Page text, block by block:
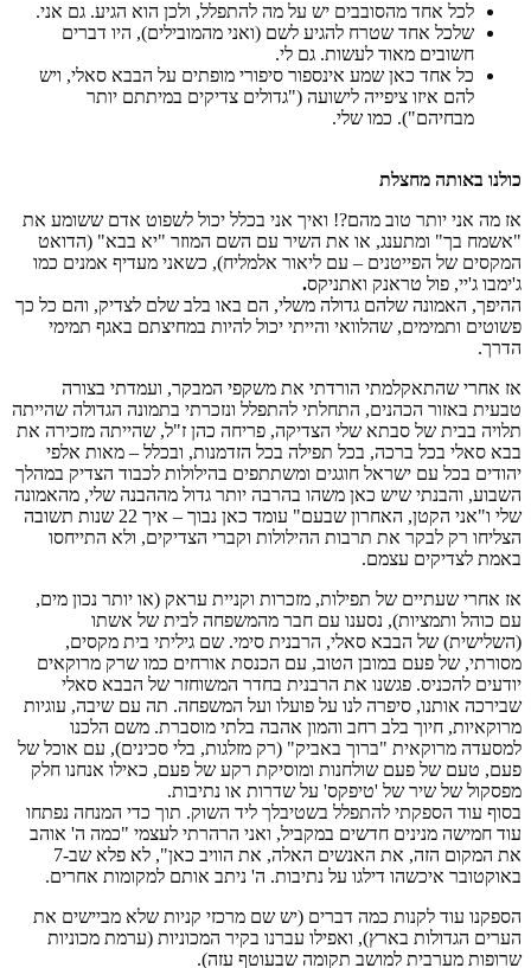
לכל אחד מהסובבים יש על מה להתפלל, ולכן הוא הגיע. גם אני.
שלכל אחד שטרח להגיע לשם (ואני מהמובילים), היו דברים
חשובים מאוד לעשות. גם לי.
כל אחד כאן שמע אינספור סיפורי מופתים על הבבא סאלי, ויש
להם איזו ציפייה לישועה ("גדולים צדיקים במיתתם יותר
מבחיהם"). כמו שלי.
כולנו באותה מחצלת
אז מה אני יותר טוב מהם?! ואיך אני בכלל יכול לשפוט אדם ששומע את
"אשמח בך" ומתענג, או את השיר עם השם המוזר "יא בבא" (הדואט
המקסים של הפייטנים – עם ליאור אלמליח), כשאני מעדיף אמנים כמו
ג'ימבו ג'יי, פול טראנק ואתניקס.
ההיפך, האמונה שלהם גדולה משלי, הם באו בלב שלם לצדיק, והם כל כך
פשוטים ותמימים, שהלוואי והייתי יכול להיות במחיצתם באגף תמימי
הדרך.
אז אחרי שהתאקלמתי הורדתי את משקפי המבקר, ועמדתי בצורה
טבעית באזור הכהנים, התחלתי להתפלל ונזכרתי בתמונה הגדולה שהייתה
תלויה בבית של סבתא שלי הצדיקה, פריחה כהן ז"ל, שהייתה מזכירה את
בבא סאלי בכל ברכה, בכל תפילה בכל הזדמנות, ובכלל – מאות אלפי
יהודים בכל עם ישראל חוגגים ומשתתפים בהילולות לכבוד הצדיק במהלך
השבוע, והבנתי שיש כאן משהו בהרבה יותר גדול מההבנה שלי, מהאמונה
שלי ו"אני הקטן, האחרון שבעם" עומד כאן נבוך – איך 22 שנות תשובה
הצליחו רק לבקר את תרבות ההילולות וקברי הצדיקים, ולא התייחסו
באמת לצדיקים עצמם.
אז אחרי שעתיים של תפילות, מזכרות וקניית עראק (או יותר נכון מים,
עם כוהל ותמציות), נסענו עם חבר מהמשפחה לבית של אשתו
(השלישית) של הבבא סאלי, הרבנית סימי. שם גיליתי בית מקסים,
מסורתי, של פעם במובן הטוב, עם הכנסת אורחים כמו שרק מרוקאים
יודעים להכניס. פגשנו את הרבנית בחדר המשוחזר של הבבא סאלי
שבירכה אותנו, סיפרה לנו על פועלו ועל המשפחה. תה עם שיבה, עוגיות
מרוקאיות, חיוך בלב רחב והמון אהבה בלתי מוסברת. משם הלכנו
למסעדה מרוקאית "ברוך באביק" (רק מזלגות, בלי סכינים), עם אוכל של
פעם, טעם של פעם שולחנות ומוסיקת רקע של פעם, כאילו אנחנו חלק
מפסקול של שיר של 'טיפקס' על שדרות או נתיבות.
בסוף עוד הספקתי להתפלל בשטיבלך ליד השוק. תוך כדי המנחה נפתחו
עוד חמישה מנינים חדשים במקביל, ואני הרהרתי לעצמי "כמה ה' אוהב
את המקום הזה, את האנשים האלה, את הוויב כאן", לא פלא שב-7
באוקטובר איכשהו דילגו על נתיבות. ה' ניתב אותם למקומות אחרים.
הספקנו עוד לקנות כמה דברים (יש שם מרכזי קניות שלא מביישים את
הערים הגדולות בארץ), ואפילו עברנו בקיר המכוניות (ערמת מכוניות
שרופות מערבית למושב תקומה שבעוטף עזה).